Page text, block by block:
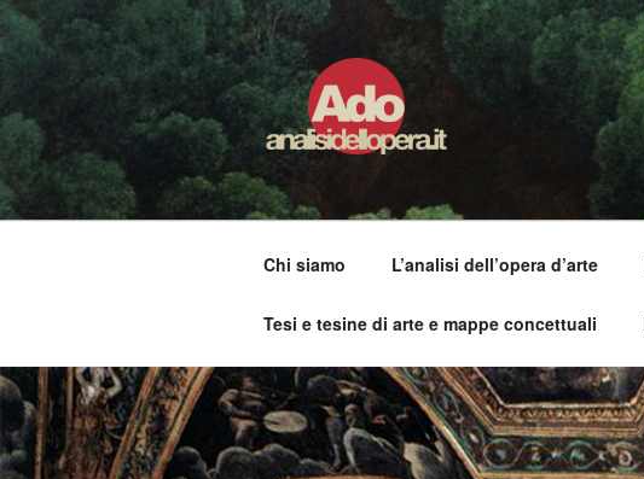
Salta
al
contenuto
ADO ANALISI
Osservare le opere d'arte per capirle e
Chi siamo L’analisi dell’opera d’arte
Tesi e tesine di arte e mappe concettuali